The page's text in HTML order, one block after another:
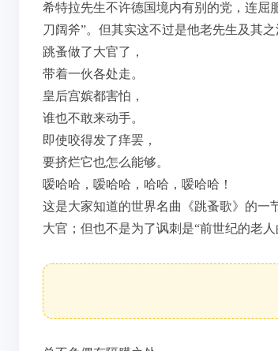
希特拉先生不许德国境内有别的党，连屈
刀阔斧”。但其实这不过是他老先生及其
跳蚤做了大官了，
带着一伙各处走。
皇后宫嫔都害怕，
谁也不敢来动手。
即使咬得发了痒罢，
要挤烂它也怎么能够。
嗳哈哈，嗳哈哈，哈哈，嗳哈哈！
这是大家知道的世界名曲《跳蚤歌》的一
大官；但也不是为了讽刺是“前世纪的老